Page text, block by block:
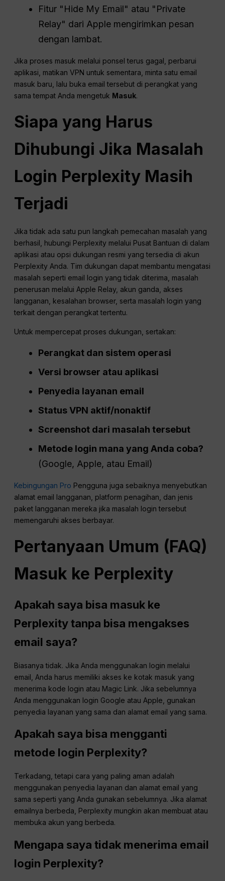
Fitur "Hide My Email" atau "Private
Relay" dari Apple mengirimkan pesan
dengan lambat.
Jika proses masuk melalui ponsel terus gagal, perbarui
aplikasi, matikan VPN untuk sementara, minta satu email
masuk baru, lalu buka email tersebut di perangkat yang
sama tempat Anda mengetuk Masuk.
Siapa yang Harus
Dihubungi Jika Masalah
Login Perplexity Masih
Terjadi
Jika tidak ada satu pun langkah pemecahan masalah yang
berhasil, hubungi Perplexity melalui Pusat Bantuan di dalam
aplikasi atau opsi dukungan resmi yang tersedia di akun
Perplexity Anda. Tim dukungan dapat membantu mengatasi
masalah seperti email login yang tidak diterima, masalah
penerusan melalui Apple Relay, akun ganda, akses
langganan, kesalahan browser, serta masalah login yang
terkait dengan perangkat tertentu.
Untuk mempercepat proses dukungan, sertakan:
Perangkat dan sistem operasi
Versi browser atau aplikasi
Penyedia layanan email
Status VPN aktif/nonaktif
Screenshot dari masalah tersebut
Metode login mana yang Anda coba?
(Google, Apple, atau Email)
Kebingungan Pro Pengguna juga sebaiknya menyebutkan
alamat email langganan, platform penagihan, dan jenis
paket langganan mereka jika masalah login tersebut
memengaruhi akses berbayar.
Pertanyaan Umum (FAQ)
Masuk ke Perplexity
Apakah saya bisa masuk ke
Perplexity tanpa bisa mengakses
email saya?
Biasanya tidak. Jika Anda menggunakan login melalui
email, Anda harus memiliki akses ke kotak masuk yang
menerima kode login atau Magic Link. Jika sebelumnya
Anda menggunakan login Google atau Apple, gunakan
penyedia layanan yang sama dan alamat email yang sama.
Apakah saya bisa mengganti
metode login Perplexity?
Terkadang, tetapi cara yang paling aman adalah
menggunakan penyedia layanan dan alamat email yang
sama seperti yang Anda gunakan sebelumnya. Jika alamat
emailnya berbeda, Perplexity mungkin akan membuat atau
membuka akun yang berbeda.
Mengapa saya tidak menerima email
login Perplexity?